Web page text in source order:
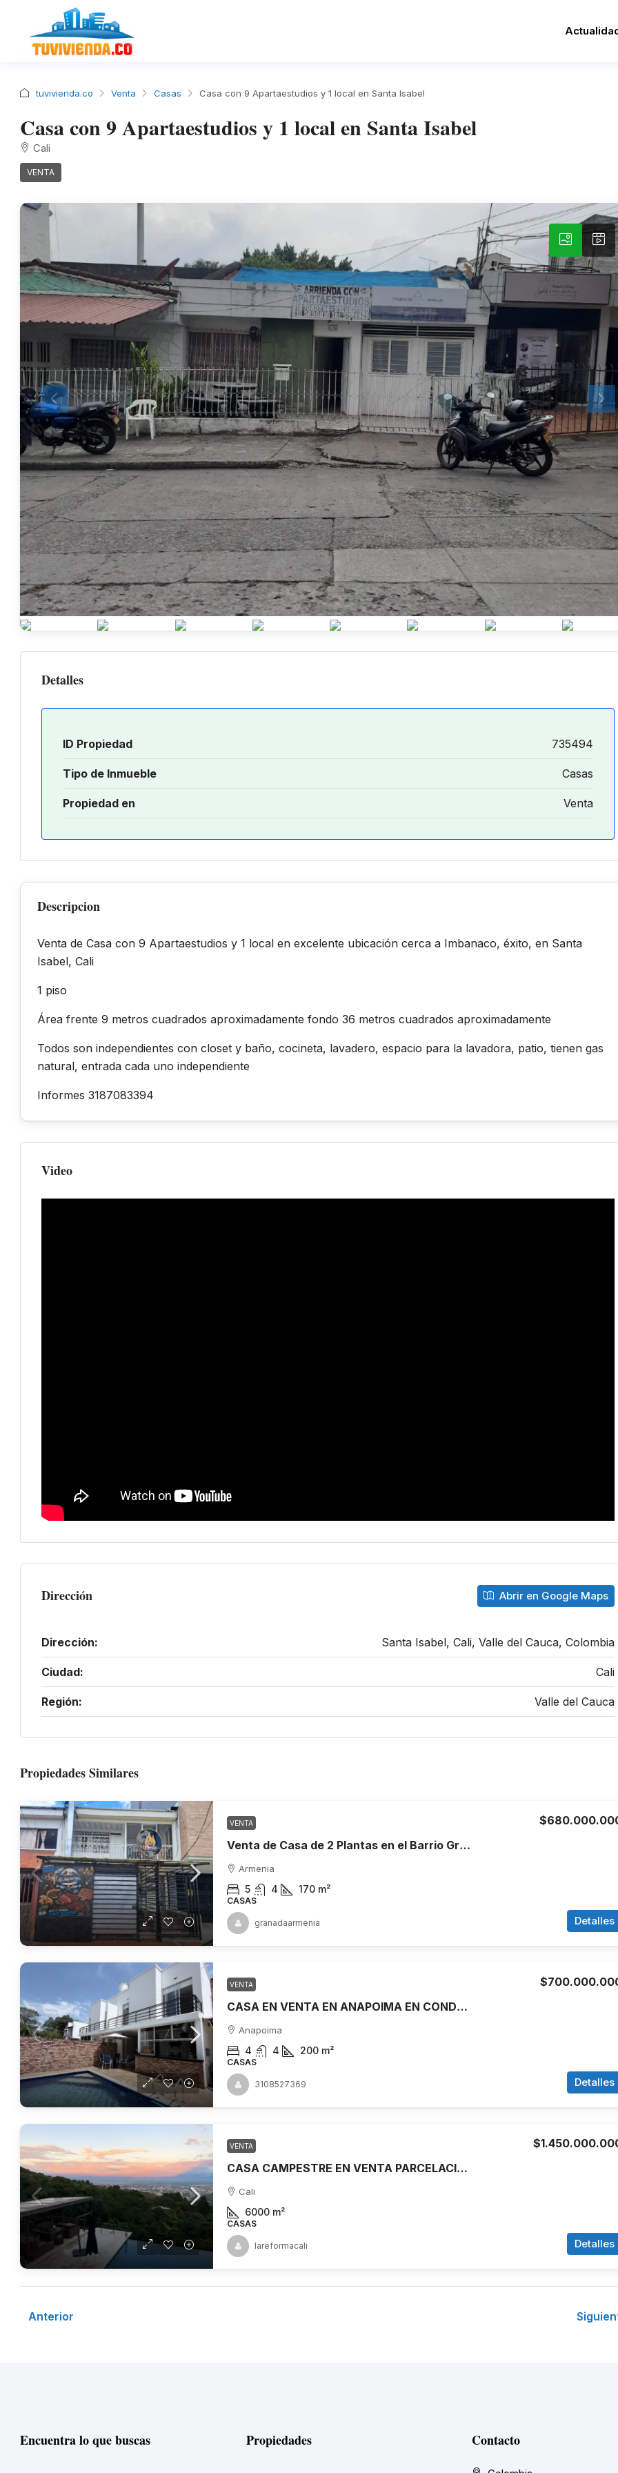
tuvivienda.co Venta Casas Casa con 9 Apartaestudios y 1 local en Santa Isabel
Casa con 9 Apartaestudios y 1 local en Santa Isabel
Cali
VENTA
Detalles
ID Propiedad 735494
Tipo de Inmueble Casas
Propiedad en Venta
Descripcion
Venta de Casa con 9 Apartaestudios y 1 local en excelente ubicación cerca a Imbanaco, éxito, en Santa
Isabel, Cali
1 piso
Área frente 9 metros cuadrados aproximadamente fondo 36 metros cuadrados aproximadamente
Todos son independientes con closet y baño, cocineta, lavadero, espacio para la lavadora, patio, tienen gas
natural, entrada cada uno independiente
Informes 3187083394
Video
Dirección Abrir en Google Maps
Dirección: Santa Isabel, Cali, Valle del Cauca, Colombia
Ciudad: Cali
Región: Valle del Cauca
Propiedades Similares
VENTA
Venta de Casa de 2 Plantas en el Barrio Granada, Armenia, Quindío
Armenia
5 4 170 m²
CASAS
Detalles
granadaarmenia
VENTA
CASA EN VENTA EN ANAPOIMA EN CONDOMINIO PRIVADO
Anapoima
4 4 200 m²
CASAS
Detalles
3108527369
VENTA
CASA CAMPESTRE EN VENTA PARCELACION LA REFORMA CRISTO REY, CALI
Cali
6000 m²
CASAS
Detalles
lareformacali
Anterior
Encuentra lo que buscas Propiedades Contacto